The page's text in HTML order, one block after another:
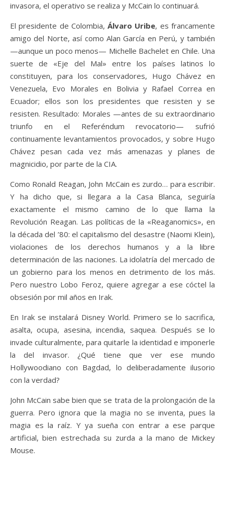
invasora, el operativo se realiza y McCain lo continuará.
El presidente de Colombia,Álvaro Uribe, es francamente
amigo del Norte, así como Alan García en Perú, y también
—aunque un poco menos— Michelle Bachelet en Chile. Una
suerte de «Eje del Mal» entre los países latinos lo
constituyen, para los conservadores, Hugo Chávez en
Venezuela, Evo Morales en Bolivia y Rafael Correa en
Ecuador; ellos son los presidentes que resisten y se
resisten. Resultado: Morales —antes de su extraordinario
triunfo en el Referéndum revocatorio— sufrió
continuamente levantamientos provocados, y sobre Hugo
Chávez pesan cada vez más amenazas y planes de
magnicidio, por parte de la CIA.
Como Ronald Reagan, John McCain es zurdo… para escribir.
Y ha dicho que, si llegara a la Casa Blanca, seguiría
exactamente el mismo camino de lo que llama la
Revolución Reagan. Las políticas de la «Reaganomics», en
la década del ’80: el capitalismo del desastre (Naomi Klein),
violaciones de los derechos humanos y a la libre
determinación de las naciones. La idolatría del mercado de
un gobierno para los menos en detrimento de los más.
Pero nuestro Lobo Feroz, quiere agregar a ese cóctel la
obsesión por mil años en Irak.
En Irak se instalará Disney World. Primero se lo sacrifica,
asalta, ocupa, asesina, incendia, saquea. Después se lo
invade culturalmente, para quitarle la identidad e imponerle
la del invasor. ¿Qué tiene que ver ese mundo
Hollywoodiano con Bagdad, lo deliberadamente ilusorio
con la verdad?
John McCain sabe bien que se trata de la prolongación de la
guerra. Pero ignora que la magia no se inventa, pues la
magia es la raíz. Y ya sueña con entrar a ese parque
artificial, bien estrechada su zurda a la mano de Mickey
Mouse.